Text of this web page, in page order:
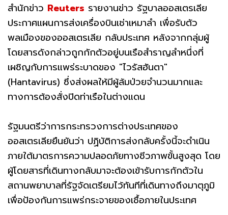
สำนักข่าว Reuters รายงานข่าว รัฐบาลออสเตรเลีย
ประกาศแผนการส่งเครื่องบินเช่าเหมาลำ เพื่อรับตัว
พลเมืองของออสเตรเลีย กลับประเทศ หลังจากกลุ่มผู้
โดยสารดังกล่าวถูกกักตัวอยู่บนเรือสำราญลำหนึ่งที่
เผชิญกับการแพร่ระบาดของ "ไวรัสฮันตา"
(Hantavirus) ซึ่งส่งผลให้มีผู้ล้มป่วยจำนวนมากและ
ทางการต้องสั่งปิดท่าเรือในต่างแดน
รัฐมนตรีว่าการกระทรวงการต่างประเทศของ
ออสเตรเลียยืนยันว่า ปฏิบัติการส่งกลับครั้งนี้จะดำเนิน
ภายใต้มาตรการความปลอดภัยทางชีวภาพขั้นสูงสุด โดย
ผู้โดยสารที่เดินทางกลับมาจะต้องเข้ารับการกักตัวใน
สถานพยาบาลที่รัฐจัดเตรียมไว้ทันทีที่เดินทางถึงมาตุภูมิ
เพื่อป้องกันการแพร่กระจายของเชื้อภายในประเทศ